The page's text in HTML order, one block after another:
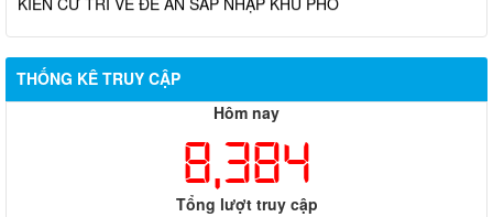
THỐNG KÊ TRUY CẬP
Hôm nay
8,384
Tổng lượt truy cập